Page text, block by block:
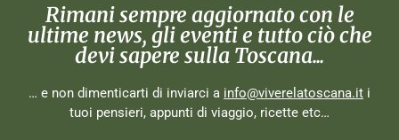
Rimani sempre aggiornato con le
ultime news, gli eventi e tutto ciò che
devi sapere sulla Toscana...
… e non dimenticarti di inviarci a info@viverelatoscana.it i
tuoi pensieri, appunti di viaggio, ricette etc…